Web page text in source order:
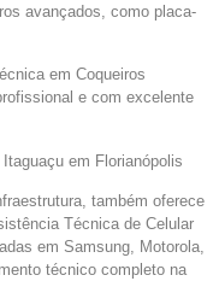
avançados, como placa-
em Coqueiros
e com excelente
em Florianópolis
também oferece
Técnica de Celular
em Samsung, Motorola,
técnico completo na